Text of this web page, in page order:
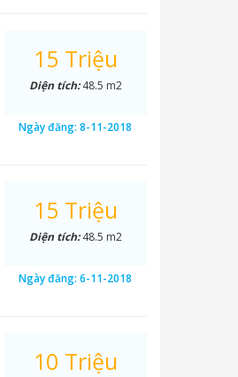
15 Triệu
Diện tích:48.5 m2
Ngày đăng:8-11-2018
15 Triệu
Diện tích:48.5 m2
Ngày đăng:6-11-2018
10 Triệu